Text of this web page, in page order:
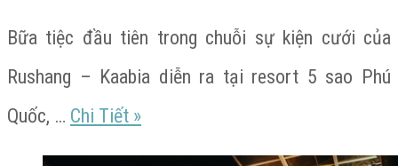
Bữa tiệc đầu tiên trong chuỗi sự kiện cưới của
Rushang – Kaabia diễn ra tại resort 5 sao Phú
Quốc, … Chi Tiết Tiệc
‘Pink
»